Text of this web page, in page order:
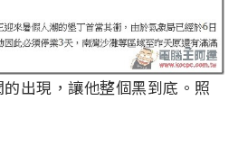
出現，讓他整個黑到底。照